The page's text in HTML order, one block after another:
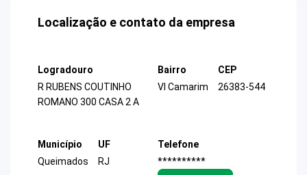
Localização e contato da empresa
Logradouro
R RUBENS COUTINHO
ROMANO 300 CASA 2 A
Bairro
Vl Camarim
CEP
26383-544
Município
Queimados
UF
RJ
Telefone
**********